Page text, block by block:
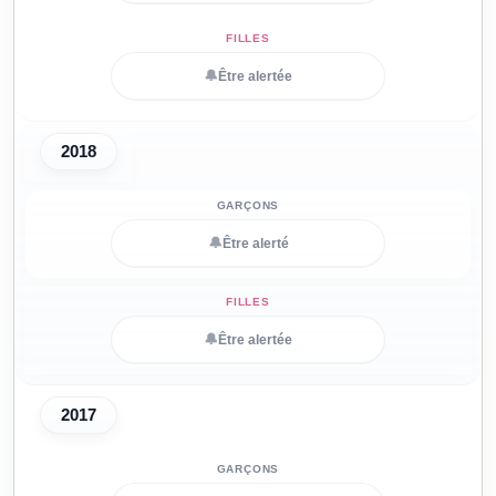
🔔 Être alertée
2018
🔔 Être alerté
🔔 Être alertée
2017